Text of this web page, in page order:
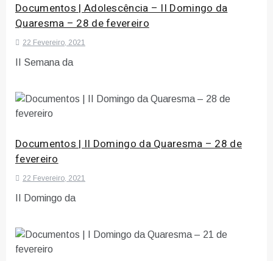
Documentos | Adolescência – II Domingo da
Quaresma – 28 de fevereiro
22 Fevereiro, 2021
II Semana da
Documentos | II Domingo da Quaresma – 28 de
fevereiro
22 Fevereiro, 2021
II Domingo da